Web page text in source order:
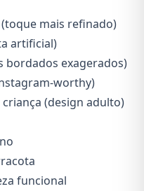
mais refinado)
artificial)
bordados exagerados)
worthy)
(design adulto)
funcional